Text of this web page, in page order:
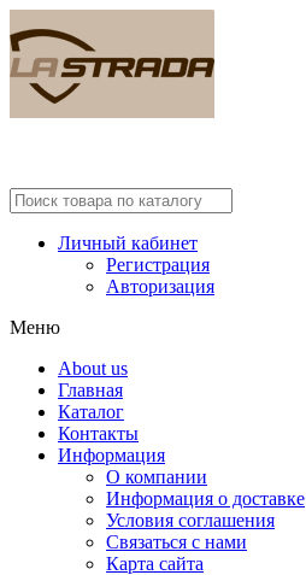
Личный кабинет
Регистрация
Авторизация
Меню
About us
Главная
Каталог
Контакты
Информация
О компании
Информация о доставке
Условия соглашения
Связаться с нами
Карта сайта